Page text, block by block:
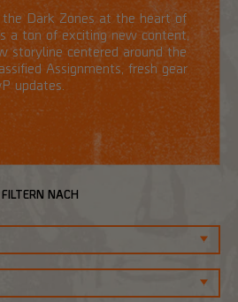
Dark Zones at the heart of
a ton of exciting new content,
storyline centered around the
Assignments, fresh gear
updates.
FILTERN NACH